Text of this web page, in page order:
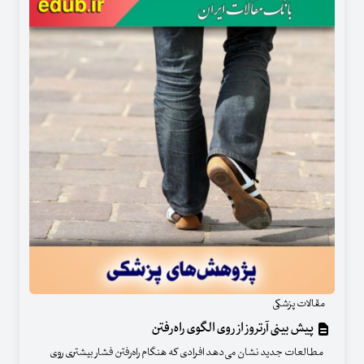
مقالات پزشکی
پیش بینی آرتروز از روی الگوی راه‌رفتن
مطالعات جدید نشان می‌دهد افرادی که هنگام راه‌رفتن فشار بیشتری روی